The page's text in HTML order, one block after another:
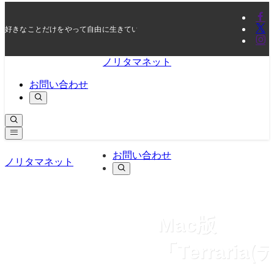
好きなことだけをやって自由に生きていく
ノリタマネット
お問い合わせ
ノリタマネット
お問い合わせ
Mac版
「Terraria(